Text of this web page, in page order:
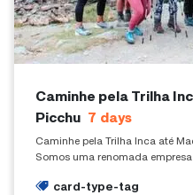
Caminhe pela Trilha
Picchu 7 days
Caminhe pela Trilha Inca até
Somos uma renomada
card-type-tag